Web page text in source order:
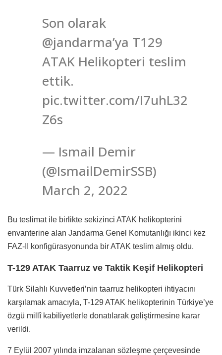
Son olarak
@jandarma’ya T129
ATAK Helikopteri teslim
ettik.
pic.twitter.com/I7uhL32
Z6s
— Ismail Demir
(@IsmailDemirSSB)
March 2, 2022
Bu teslimat ile birlikte sekizinci ATAK helikopterini
envanterine alan Jandarma Genel Komutanlığı ikinci kez
FAZ-II konfigürasyonunda bir ATAK teslim almış oldu.
T-129 ATAK Taarruz ve Taktik Keşif Helikopteri
Türk Silahlı Kuvvetleri’nin taarruz helikopteri ihtiyacını
karşılamak amacıyla, T-129 ATAK helikopterinin Türkiye’ye
özgü millî kabiliyetlerle donatılarak geliştirmesine karar
verildi.
7 Eylül 2007 yılında imzalanan sözleşme çerçevesinde